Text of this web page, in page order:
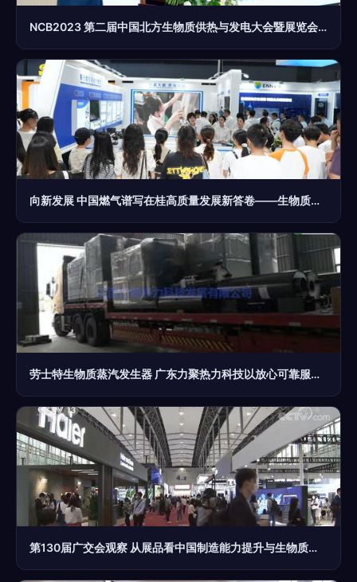
NCB2023 第二届中国北方生物质供热与发电大会暨展览会圆满落幕 生物质能技术服务的崭新征程
向新发展 中国燃气谱写在桂高质量发展新答卷——生物质能技术服务的实践与展望
劳士特生物质蒸汽发生器 广东力聚热力科技以放心可靠服务助力绿色未来
第130届广交会观察 从展品看中国制造能力提升与生物质能技术服务崛起